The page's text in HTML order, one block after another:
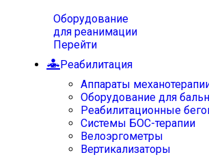
Оборудование
для реанимации
Перейти
Реабилитация
Аппараты
Оборудование для
Реабилитационные
Системы БОС-терапии
Велоэргометры
Вертикализаторы